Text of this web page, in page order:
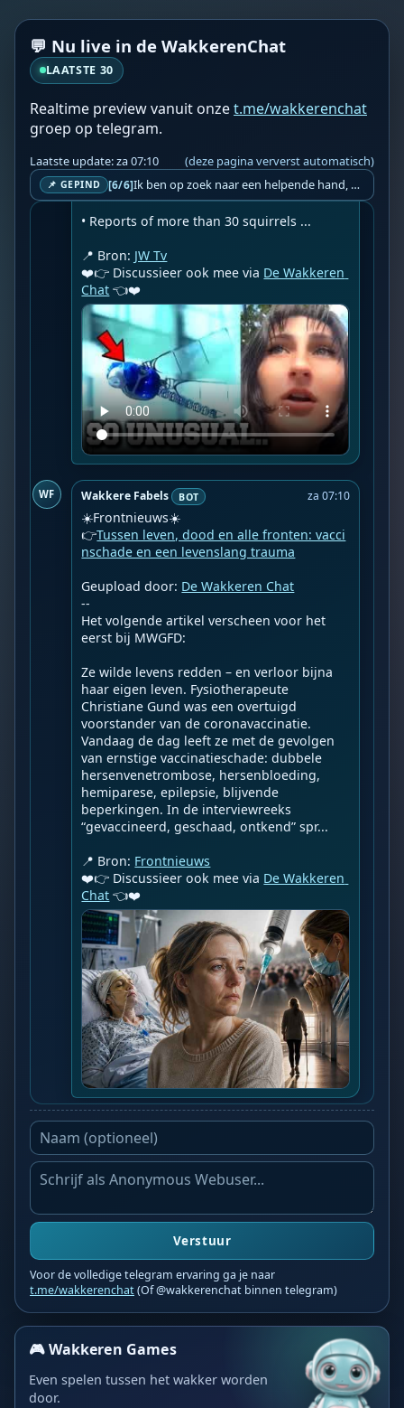
💬 Nu live in de WakkerenChat
LAATSTE 30
Realtime preview vanuit onzet.me/wakkerenchat
groep op telegram.
Laatste update: za 07:10 (deze pagina ververst automatisch)
📌 GEPIND [6/6] Ik ben op zoek naar een helpende hand, een menselijk oog, een admin die helpt met controleren of de chat wel correct word gemodereerd word door NoMoSpam. 98% gaat automatisch goed, toch ik dit nooit helemaal loslaten en moet er altijd een mens mee blijven opletten bij elke beslissing die gemaakt word. Waar bestaan de werkzaamheden uit? Mee kijken in admin log kanaal naar alle drugs/porno/scams die voorbij komen en in het geval van een randgevalletje, ingrijpen en b.v. een verwijderd maar wel toegestaan bericht terug plaatsen met een druk op de knop. tsja zo banaal en simpel is het gesteld.. Word je hier blij van? Nee. Strookt het je ego? Nee. Word je er beter van? Nee. Kost het veel tijd? Totaal niet, consistentie en regelmaat is belangrijker dan 'er even voor kunnen gaan zitten'.. het werk is in een paar seconden gepiept.. je checkt puur of AI de juiste beslissing heeft gemaakt.. …
locations.
• Birds reportedly behaving unusually in
South Jersey and other locations.
• Eyewitness reports involving dragonfly-
like objects, alongside a look at robotic
dragonfly technology.
• A squirrel repeatedly biting a wall in
Mississippi.
• Reports of more than 30 squirrels ...
📍 Bron: JW Tv
❤️👉 Discussieer ook mee via De Wakkeren
Chat 👈❤️
WF Wakkere Fabels BOT za 07:10
☀️Frontnieuws☀️
👉Tussen leven, dood en alle fronten: vacci
nschade en een levenslang trauma
Geupload door: De Wakkeren Chat
--
Het volgende artikel verscheen voor het
eerst bij MWGFD:
Ze wilde levens redden – en verloor bijna
haar eigen leven. Fysiotherapeute
Christiane Gund was een overtuigd
voorstander van de coronavaccinatie.
Vandaag de dag leeft ze met de gevolgen
van ernstige vaccinatieschade: dubbele
hersenvenetrombose, hersenbloeding,
hemiparese, epilepsie, blijvende
beperkingen. In de interviewreeks
“gevaccineerd, geschaad, ontkend” spr...
📍 Bron: Frontnieuws
❤️👉 Discussieer ook mee via De Wakkeren
Chat 👈❤️
Verstuur
Voor de volledige telegram ervaring ga je naar
t.me/wakkerenchat(Of @wakkerenchat binnen telegram)
🎮 Wakkeren Games
Even spelen tussen het wakker worden
door.